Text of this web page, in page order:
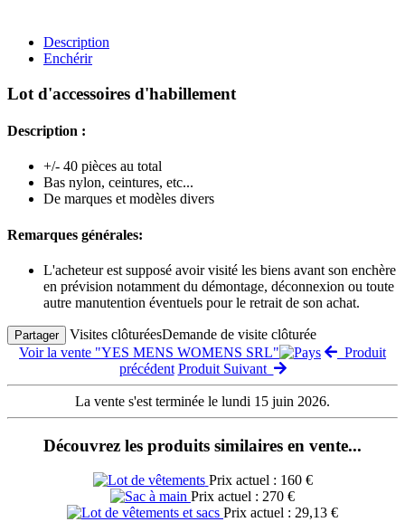
Description
Enchérir
Lot d'accessoires d'habillement
Description :
+/- 40 pièces au total
Bas nylon, ceintures, etc...
De marques et modèles divers
Remarques générales:
L'acheteur est supposé avoir visité les biens avant son enchère
en prévision notamment du démontage, déconnexion ou toute
autre manutention éventuels pour le retrait de son achat.
Partager Visites clôturéesDemande de visite clôturée
Voir la vente "YES MENS WOMENS SRL"
Produit
précédent Produit Suivant
La vente s'est terminée le lundi 15 juin 2026.
Découvrez les produits similaires en vente...
Prix actuel : 160 €
Prix actuel : 270 €
Prix actuel : 29,13 €